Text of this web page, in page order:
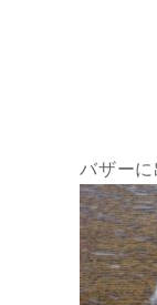
バザー